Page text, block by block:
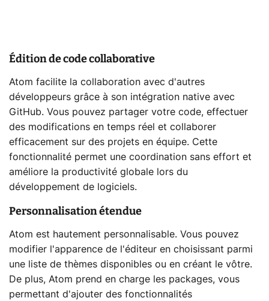
Édition de code collaborative
Atom facilite la collaboration avec d'autres
développeurs grâce à son intégration native avec
GitHub. Vous pouvez partager votre code, effectuer
des modifications en temps réel et collaborer
efficacement sur des projets en équipe. Cette
fonctionnalité permet une coordination sans effort et
améliore la productivité globale lors du
développement de logiciels.
Personnalisation étendue
Atom est hautement personnalisable. Vous pouvez
modifier l'apparence de l'éditeur en choisissant parmi
une liste de thèmes disponibles ou en créant le vôtre.
De plus, Atom prend en charge les packages, vous
permettant d'ajouter des fonctionnalités